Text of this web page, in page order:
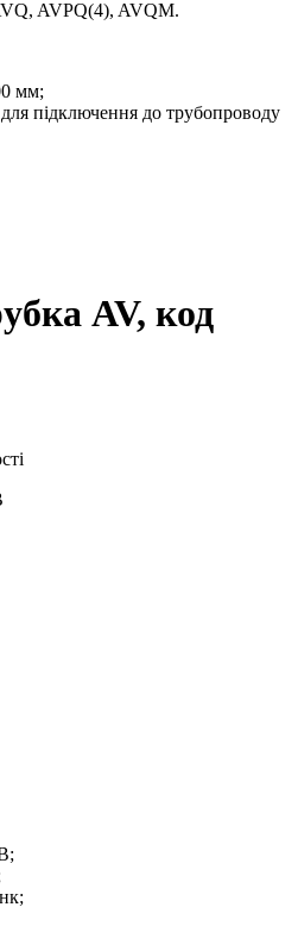
AVPQ(4), AVQM.
мм;
підключення до трубопроводу
AV, код